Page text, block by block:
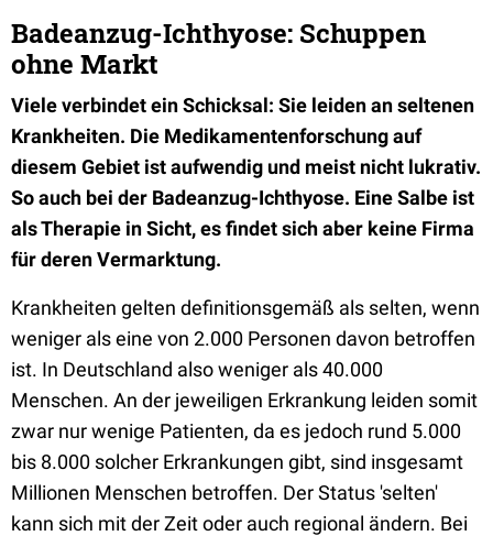
Badeanzug-Ichthyose: Schuppen
ohne Markt
Viele verbindet ein Schicksal: Sie leiden an seltenen
Krankheiten. Die Medikamentenforschung auf
diesem Gebiet ist aufwendig und meist nicht lukrativ.
So auch bei der Badeanzug-Ichthyose. Eine Salbe ist
als Therapie in Sicht, es findet sich aber keine Firma
für deren Vermarktung.
Krankheiten gelten definitionsgemäß als selten, wenn
weniger als eine von 2.000 Personen davon betroffen
ist. In Deutschland also weniger als 40.000
Menschen. An der jeweiligen Erkrankung leiden somit
zwar nur wenige Patienten, da es jedoch rund 5.000
bis 8.000 solcher Erkrankungen gibt, sind insgesamt
Millionen Menschen betroffen. Der Status 'selten'
kann sich mit der Zeit oder auch regional ändern. Bei